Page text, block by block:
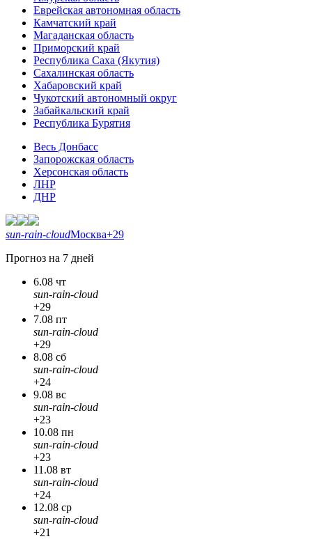
Еврейская автономная область
Камчатский край
Магаданская область
Приморский край
Республика Саха (Якутия)
Сахалинская область
Хабаровский край
Чукотский автономный округ
Забайкальский край
Республика Бурятия
Весь Донбасс
Запорожская область
Херсонская область
ЛНР
ДНР
sun-rain-cloudМосква+29
Прогноз на 7 дней
6.08 чт
sun-rain-cloud
+29
7.08 пт
sun-rain-cloud
+29
8.08 сб
sun-rain-cloud
+24
9.08 вс
sun-rain-cloud
+23
10.08 пн
sun-rain-cloud
+23
11.08 вт
sun-rain-cloud
+24
12.08 ср
sun-rain-cloud
+21